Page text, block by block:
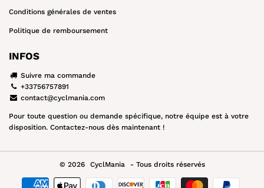
Conditions générales de ventes
Politique de remboursement
INFOS
Suivre ma commande
+33756757891
contact@cyclmania.com
Pour toute question ou demande spécifique, notre équipe est à votre
disposition. Contactez-nous dès maintenant !
© 2026 CyclMania - Tous droits réservés